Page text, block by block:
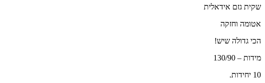
שקית גזם אידאלית
אטומה וחזקה
הכי גדולה שיש!
מידות – 130/90
10 יחידות.